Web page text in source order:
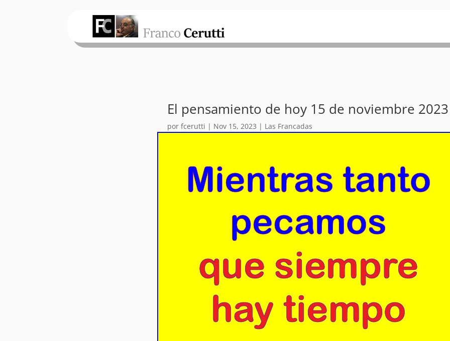
El pensamiento de hoy 15 de noviembre 2023
por fcerutti | Nov 15, 2023 | Las Francadas